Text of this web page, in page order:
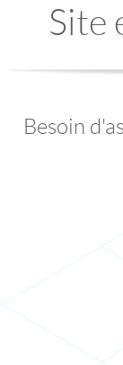
Site
Besoin